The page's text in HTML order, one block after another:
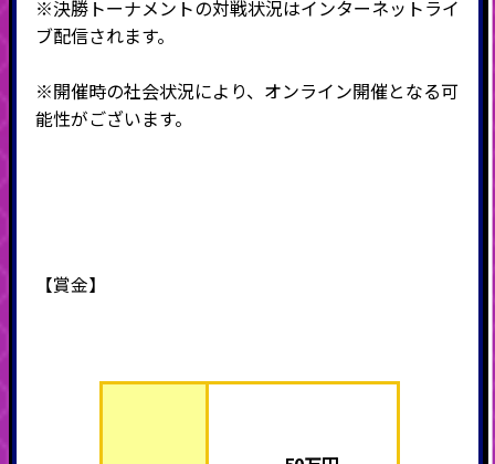
※決勝トーナメントの対戦状況はインターネットライ
ブ配信されます。
※開催時の社会状況により、オンライン開催となる可
能性がございます。
【賞金】